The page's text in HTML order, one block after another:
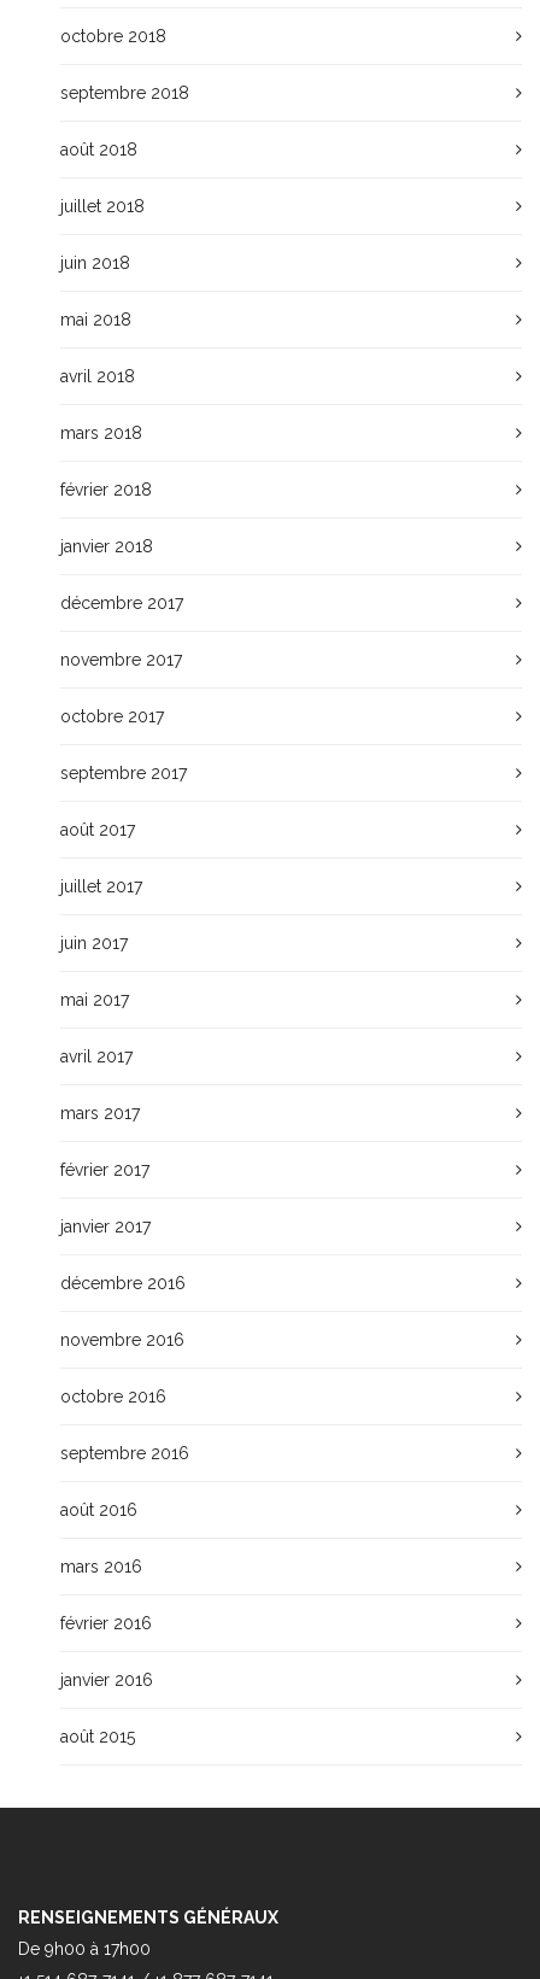
octobre 2018
septembre 2018
août 2018
juillet 2018
juin 2018
mai 2018
avril 2018
mars 2018
février 2018
janvier 2018
décembre 2017
novembre 2017
octobre 2017
septembre 2017
août 2017
juillet 2017
juin 2017
mai 2017
avril 2017
mars 2017
février 2017
janvier 2017
décembre 2016
novembre 2016
octobre 2016
septembre 2016
août 2016
mars 2016
février 2016
janvier 2016
août 2015
RENSEIGNEMENTS GÉNÉRAUX
De 9h00 à 17h00